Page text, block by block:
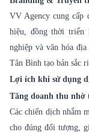
VV Agency cung cấp
hiệu, đồng thời triển
nghiệp và văn hóa
Tân Bình tạo bản sắc
Lợi ích khi sử dụng
Tăng doanh thu nhờ
Các chiến dịch nhắm
cho đúng đối tượng,